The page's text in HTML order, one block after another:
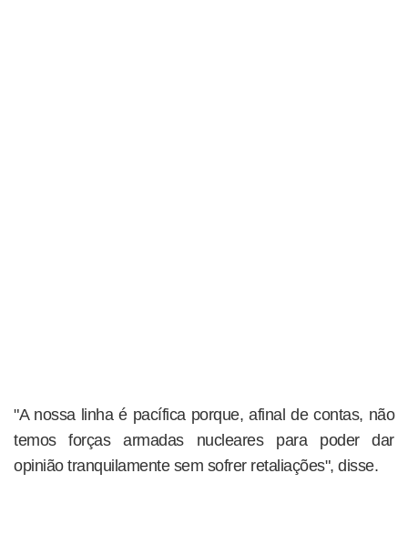
"A nossa linha é pacífica porque, afinal de contas, não
temos forças armadas nucleares para poder dar
opinião tranquilamente sem sofrer retaliações", disse.